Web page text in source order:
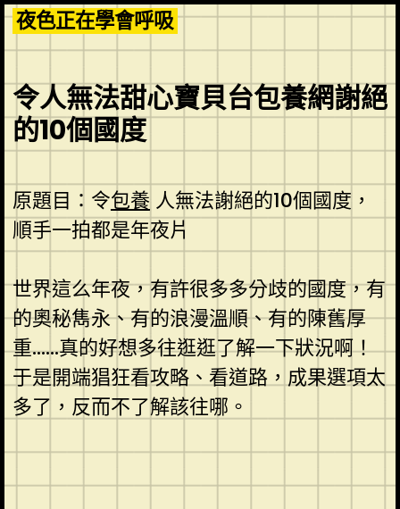
Skip
to
content
夜色正在學會呼吸
令人無法甜心寶貝台包養網謝絕
的10個國度
原題目：令包養 人無法謝絕的10個國度，
順手一拍都是年夜片
世界這么年夜，有許很多多分歧的國度，有
的奧秘雋永、有的浪漫溫順、有的陳舊厚
重……真的好想多往逛逛了解一下狀況啊！
于是開端猖狂看攻略、看道路，成果選項太
多了，反而不了解該往哪。